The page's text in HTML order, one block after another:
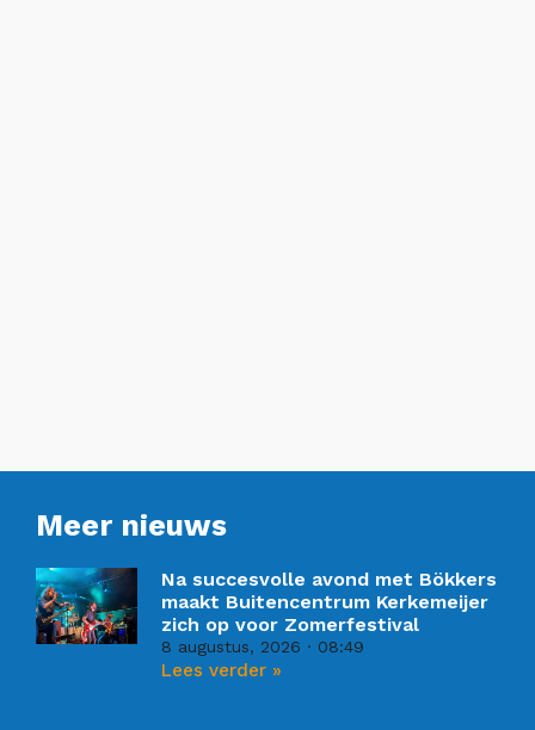
Meer nieuws
Na succesvolle avond met Bökkers
maakt Buitencentrum Kerkemeijer
zich op voor Zomerfestival
8 augustus, 2026 08:49
Lees verder »